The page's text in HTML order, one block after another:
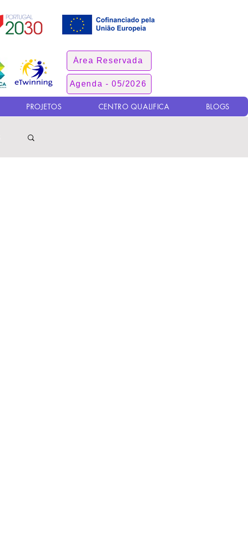
Área Reservada
Agenda - 05/2026
PROJETOS CENTRO QUALIFICA BLOGS